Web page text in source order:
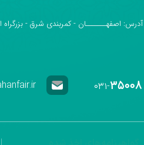
آدرس: اصفهـــــــان - کمربندی شرق -
۰۳۱-۳۵۰۰۸